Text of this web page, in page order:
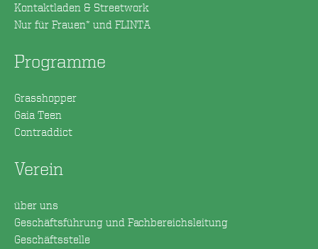
Kontaktladen & Streetwork
Nur für Frauen* und FLINTA
Programme
Grasshopper
Gaia Teen
Contraddict
Verein
über uns
Geschäftsführung und Fachbereichsleitung
Geschäftsstelle